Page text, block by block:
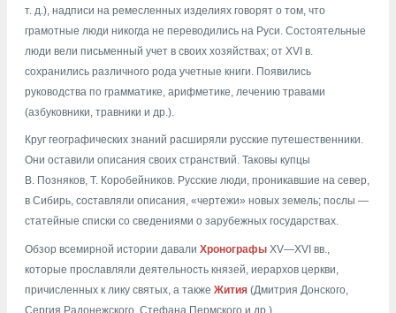
т. д.), надписи на ремесленных изделиях говорят о том, что
грамотные люди никогда не переводились на Руси. Состоятельные
люди вели письменный учет в своих хозяйствах; от XVI в.
сохранились различного рода учетные книги. Появились
руководства по грамматике, арифметике, лечению травами
(азбуковники, травники и др.).
Круг географических знаний расширяли русские путешественники.
Они оставили описания своих странствий. Таковы купцы
В. Позняков, Т. Коробейников. Русские люди, проникавшие на север,
в Сибирь, составляли описания, «чертежи» новых земель; послы —
статейные списки со сведениями о зарубежных государствах.
Обзор всемирной истории давали Хронографы XV—XVI вв.,
которые прославляли деятельность князей, иерархов церкви,
причисленных к лику святых, а также Жития (Дмитрия Донского,
Сергия Радонежского, Стефана Пермского и др.).